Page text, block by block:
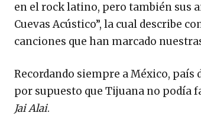
en el rock latino, pero también sus
Cuevas Acústico”, la cual describe
canciones que han marcado
Recordando siempre a México, país
por supuesto que Tijuana no podía
Jai Alai.